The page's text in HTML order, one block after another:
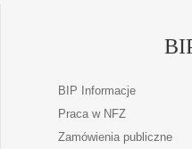
BIP Informacje
Praca w NFZ
Zamówienia publiczne